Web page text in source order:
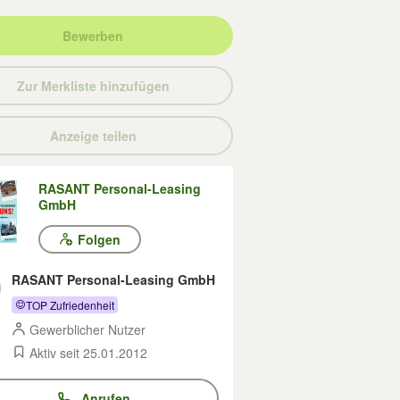
Bewerben
Zur Merkliste hinzufügen
Anzeige teilen
RASANT Personal-Leasing
GmbH
Folgen
RASANT Personal-Leasing GmbH
TOP Zufriedenheit
Gewerblicher Nutzer
Aktiv seit 25.01.2012